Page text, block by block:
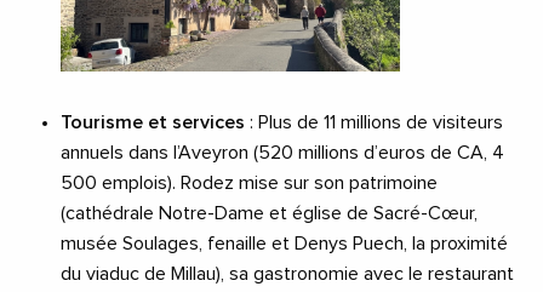
Tourisme et services : Plus de 11 millions de visiteurs
annuels dans l’Aveyron (520 millions d’euros de CA, 4
500 emplois). Rodez mise sur son patrimoine
(cathédrale Notre-Dame et église de Sacré-Cœur,
musée Soulages, fenaille et Denys Puech, la proximité
du viaduc de Millau), sa gastronomie avec le restaurant